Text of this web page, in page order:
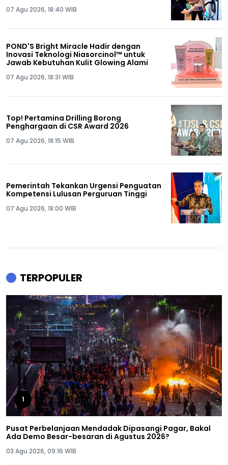
07 Agu 2026, 18:40 WIB
POND'S Bright Miracle Hadir dengan
Inovasi Teknologi Niasorcinol™ untuk
Jawab Kebutuhan Kulit Glowing Alami
07 Agu 2026, 18:31 WIB
Top! Pertamina Drilling Borong
Penghargaan di CSR Award 2026
07 Agu 2026, 18:15 WIB
Pemerintah Tekankan Urgensi Penguatan
Kompetensi Lulusan Perguruan Tinggi
07 Agu 2026, 18:00 WIB
TERPOPULER
1
Pusat Perbelanjaan Mendadak Dipasangi Pagar, Bakal
Ada Demo Besar-besaran di Agustus 2026?
03 Agu 2026, 09:16 WIB